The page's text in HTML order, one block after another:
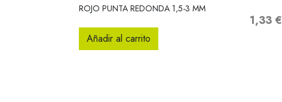
ROJO PUNTA REDONDA 1,5-3 MM
Precio
1,33 €
Añadir al carrito